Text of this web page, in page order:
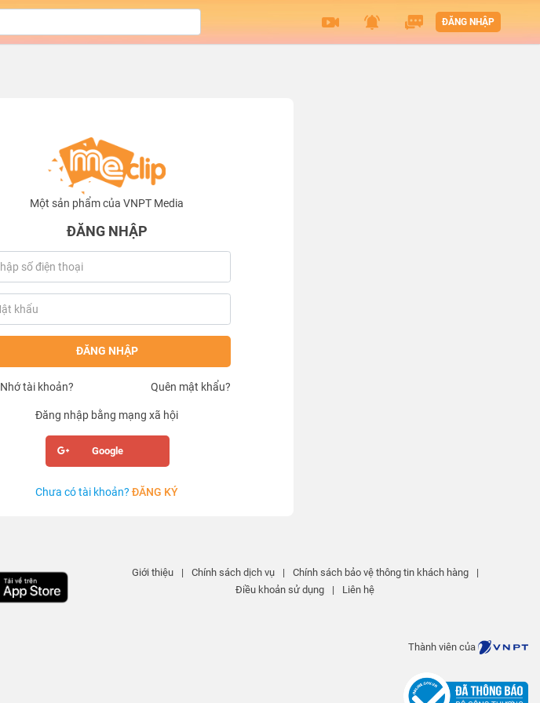
ĐĂNG NHẬP
Một sản phẩm của VNPT Media
ĐĂNG NHẬP
ĐĂNG NHẬP
Nhớ tài khoản? Quên mật khẩu?
Đăng nhập bằng mạng xã hội
Google
Chưa có tài khoản? ĐĂNG KÝ
Giới thiệu | Chính sách dịch vụ | Chính sách bảo vệ thông tin khách hàng
|
Điều khoản sử dụng
| Liên hệ
Thành viên của